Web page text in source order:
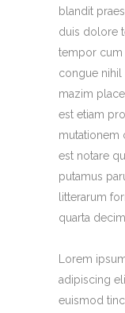
blandit
duis dolore
tempor cum
congue
mazim
est etiam
mutationem
est notare
putamus
litterarum
quarta
Lorem
adipiscing
euismod